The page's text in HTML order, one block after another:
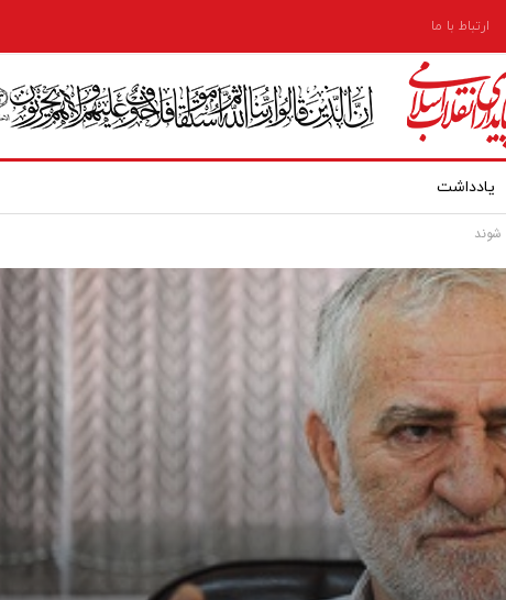
ارتباط با ما
یادداشت